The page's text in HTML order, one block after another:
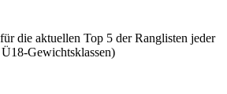
die aktuellen Top 5 der Ranglisten jeder
Gewichtsklassen)